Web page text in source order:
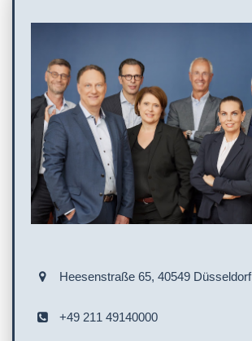
Heesenstraße 65, 40549 Düsseldorf
+49 211 49140000